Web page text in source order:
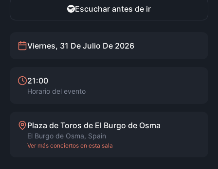
Escuchar antes de ir
Viernes, 31 De Julio De 2026
21:00
Horario del evento
Plaza de Toros de El Burgo de Osma
El Burgo de Osma, Spain
Ver más conciertos en esta sala